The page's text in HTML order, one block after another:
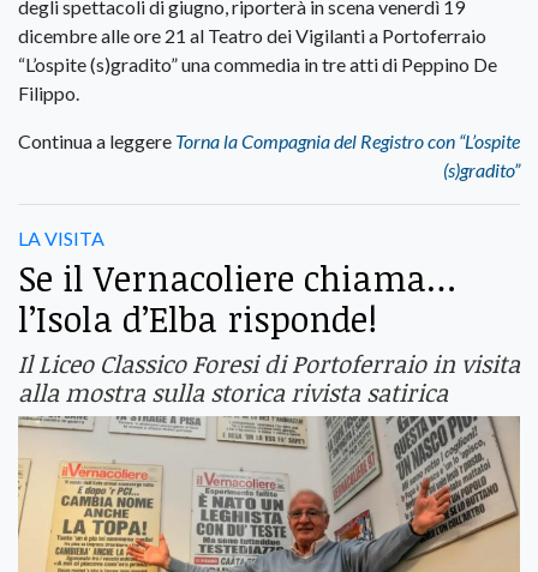
degli spettacoli di giugno, riporterà in scena venerdì 19
dicembre alle ore 21 al Teatro dei Vigilanti a Portoferraio
“L’ospite (s)gradito” una commedia in tre atti di Peppino De
Filippo.
Continua a leggere Torna la Compagnia del Registro con “L’ospite
(s)gradito”
LA VISITA
Se il Vernacoliere chiama…
l’Isola d’Elba risponde!
Il Liceo Classico Foresi di Portoferraio in visita
alla mostra sulla storica rivista satirica